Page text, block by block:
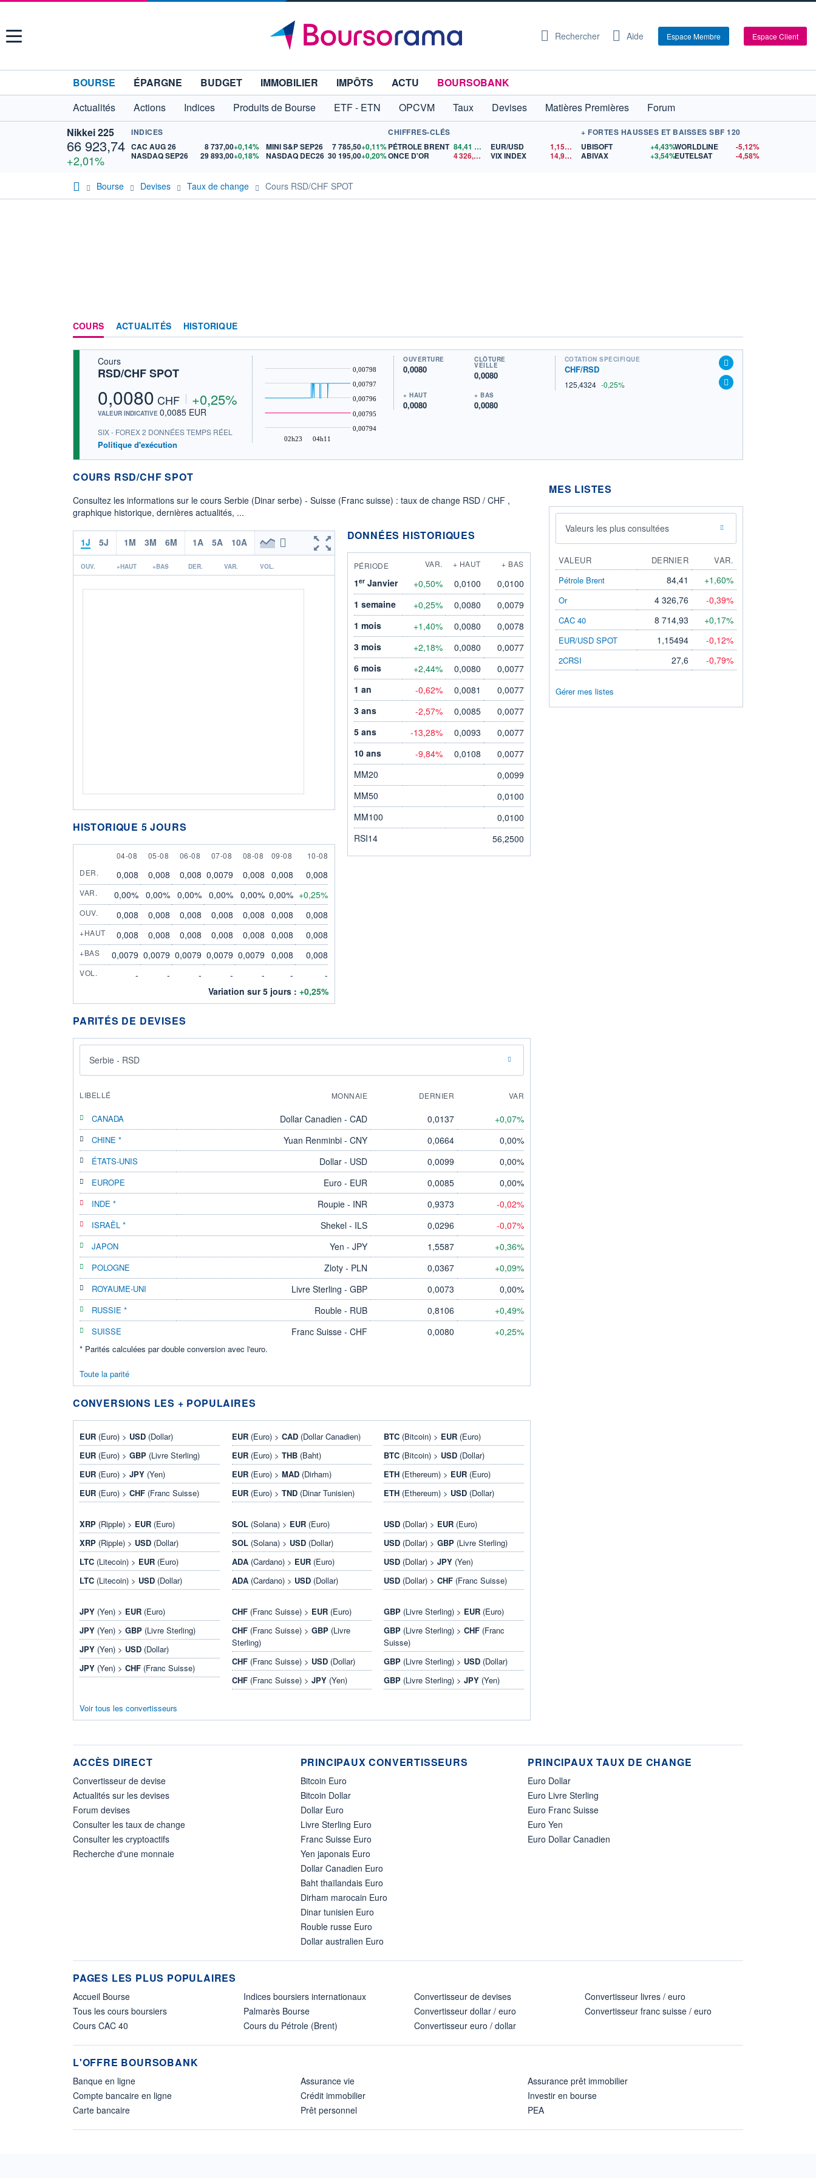
Menu Rechercher Aide Espace Membre Espace Client
BOURSE ÉPARGNE BUDGET IMMOBILIER IMPÔTS ACTU
BOURSOBANK
Actualités
Actions Indices Produits de Bourse ETF - ETN OPCVM Taux Devises Matières Premières
Forum
Nikkei 225
66 923,74
+2,01%
INDICES
CAC AUG 26
8 737,00+0,14%
NASDAQ SEP26
29 893,00+0,18%
MINI S&P SEP26 7 785,50+0,11%
NASDAQ DEC26 30 195,00+0,20%
CHIFFRES-CLÉS
PÉTROLE BRENT 84,41
ONCE D'OR
4 326,76 $US
EUR/USD 1,1550
$US
VIX INDEX
14,90$US
+ FORTES HAUSSES ET BAISSES SBF 120
UBISOFT
+4,43%
ABIVAX
+3,54%
WORLDLINE
-5,12%
EUTELSAT
-4,58%
Bourse Devises Taux de change Cours RSD/CHF SPOT
COURS ACTUALITÉS HISTORIQUE
Cours
RSD/CHF SPOT
0,0080 CHF +0,25%
VALEUR INDICATIVE 0,0085 EUR
SIX - FOREX 2 DONNÉES TEMPS RÉEL
Politique d'exécution
02h23 04h11
0,00794
0,00795
0,00796
0,00797
0,00798
OUVERTURE
0,0080
CLÔTURE
VEILLE
0,0080
+ HAUT
0,0080
+ BAS
0,0080
COTATION SPÉCIFIQUE
CHF/RSD
125,4324 -0,25%
COURS RSD/CHF SPOT
Consultez les informations sur le cours Serbie (Dinar serbe) - Suisse (Franc suisse) : taux de change RSD / CHF ,
graphique historique, dernières actualités, ...
1J 5J 1M 3M 6M 1A 5A 10A
OUV. +HAUT +BAS DER. VAR. VOL.
HISTORIQUE 5 JOURS
4 AUGUST
04-08 5 AUGUST
05-08 6 AUGUST
06-08 7 AUGUST
07-08 8 AUGUST
08-08 9 AUGUST
09-08 10 AUGUST
10-08
DER.
0,008 0,008 0,008 0,0079 0,008 0,008 0,008
VAR. 0,00% 0,00% 0,00% 0,00% 0,00% 0,00% +0,25%
OUV. 0,008 0,008 0,008 0,008 0,008 0,008 0,008
+HAUT 0,008 0,008 0,008 0,008 0,008 0,008 0,008
+BAS 0,0079 0,0079 0,0079 0,0079 0,0079 0,008 0,008
VOL. - - - - - -
-
Variation sur 5 jours : +0,25%
DONNÉES HISTORIQUES
PÉRIODE VAR. + HAUT + BAS
1erJanvier +0,50% 0,0100
0,0100
1 semaine
+0,25% 0,0080
0,0079
1 mois
+1,40% 0,0080
0,0078
3 mois
+2,18% 0,0080
0,0077
6 mois
+2,44% 0,0080
0,0077
1 an
-0,62% 0,0081
0,0077
3 ans
-2,57% 0,0085
0,0077
5 ans
-13,28% 0,0093
0,0077
10 ans
-9,84% 0,0108
0,0077
MM20
0,0099
MM50
0,0100
MM100
0,0100
RSI14
56,2500
PARITÉS DE DEVISES
Serbie - RSD
LIBELLÉ MONNAIE DERNIER VAR
CANADA Dollar Canadien - CAD 0,0137 +0,07%
CHINE * Yuan Renminbi - CNY 0,0664 0,00%
ÉTATS-UNIS Dollar - USD 0,0099 0,00%
EUROPE Euro - EUR 0,0085 0,00%
INDE * Roupie - INR 0,9373 -0,02%
ISRAËL * Shekel - ILS 0,0296 -0,07%
JAPON Yen - JPY 1,5587 +0,36%
POLOGNE Zloty - PLN 0,0367 +0,09%
ROYAUME-UNI Livre Sterling - GBP 0,0073 0,00%
RUSSIE * Rouble - RUB 0,8106 +0,49%
SUISSE Franc Suisse - CHF 0,0080 +0,25%
* Parités calculées par double conversion avec l'euro.
Toute la parité
CONVERSIONS LES + POPULAIRES
EUR (Euro) > USD (Dollar)
EUR (Euro) > GBP (Livre Sterling)
EUR (Euro) > JPY (Yen)
EUR (Euro) > CHF (Franc Suisse)
EUR(Euro) > CAD(Dollar Canadien)
EUR(Euro) > THB(Baht)
EUR(Euro) > MAD(Dirham)
EUR(Euro) > TND(Dinar Tunisien)
BTC (Bitcoin) > EUR (Euro)
BTC (Bitcoin) > USD (Dollar)
ETH (Ethereum) > EUR (Euro)
ETH (Ethereum) > USD (Dollar)
XRP (Ripple) > EUR (Euro)
XRP (Ripple) > USD (Dollar)
LTC (Litecoin) > EUR (Euro)
LTC (Litecoin) > USD (Dollar)
SOL(Solana) > EUR(Euro)
SOL(Solana) > USD(Dollar)
ADA(Cardano) > EUR(Euro)
ADA(Cardano) > USD(Dollar)
USD (Dollar) > EUR (Euro)
USD (Dollar) >GBP (Livre Sterling)
USD (Dollar) >JPY (Yen)
USD (Dollar) >CHF (Franc Suisse)
JPY (Yen) > EUR (Euro)
JPY (Yen) > GBP (Livre Sterling)
JPY (Yen) > USD (Dollar)
JPY (Yen) > CHF (Franc Suisse)
CHF(Franc Suisse) > EUR(Euro)
CHF(Franc Suisse) > GBP(Livre
Sterling)
CHF(Franc Suisse) > USD(Dollar)
CHF(Franc Suisse) > JPY(Yen)
GBP (Livre Sterling) > EUR (Euro)
GBP (Livre Sterling) >CHF (Franc
Suisse)
GBP (Livre Sterling) > USD (Dollar)
GBP (Livre Sterling) >JPY (Yen)
Voir tous les convertisseurs
MES LISTES
Valeurs les plus consultées
VALEUR DERNIER
VAR.
Pétrole Brent
84,41 +1,60%
Or 4 326,76 -0,39%
CAC 40 8 714,93 +0,17%
EUR/USD SPOT 1,15494 -0,12%
2CRSI 27,6 -0,79%
Gérer mes listes
ACCÈS DIRECT
Convertisseur de devise
Actualités sur les devises
Forum devises
Consulter les taux de change
Consulter les cryptoactifs
Recherche d'une monnaie
PRINCIPAUX CONVERTISSEURS
Bitcoin Euro
Bitcoin Dollar
Dollar Euro
Livre Sterling Euro
Franc Suisse Euro
Yen japonais Euro
Dollar Canadien Euro
Baht thaïlandais Euro
Dirham marocain Euro
Dinar tunisien Euro
Rouble russe Euro
Dollar australien Euro
PRINCIPAUX TAUX DE CHANGE
Euro Dollar
Euro Livre Sterling
Euro Franc Suisse
Euro Yen
Euro Dollar Canadien
PAGES LES PLUS POPULAIRES
Accueil Bourse
Tous les cours boursiers
Cours CAC 40
Indices boursiers internationaux
Palmarès Bourse
Cours du Pétrole (Brent)
Convertisseur de devises
Convertisseur dollar / euro
Convertisseur euro / dollar
Convertisseur livres / euro
Convertisseur franc suisse / euro
L'OFFRE BOURSOBANK
Banque en ligne
Compte bancaire en ligne
Carte bancaire
Assurance vie
Crédit immobilier
Prêt personnel
Assurance prêt immobilier
Investir en bourse
PEA